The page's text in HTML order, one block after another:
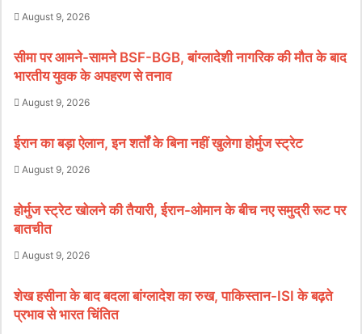
August 9, 2026
सीमा पर आमने-सामने BSF-BGB, बांग्लादेशी नागरिक की मौत के बाद
भारतीय युवक के अपहरण से तनाव
August 9, 2026
ईरान का बड़ा ऐलान, इन शर्तों के बिना नहीं खुलेगा होर्मुज स्ट्रेट
August 9, 2026
होर्मुज स्ट्रेट खोलने की तैयारी, ईरान-ओमान के बीच नए समुद्री रूट पर
बातचीत
August 9, 2026
शेख हसीना के बाद बदला बांग्लादेश का रुख, पाकिस्तान-ISI के बढ़ते
प्रभाव से भारत चिंतित